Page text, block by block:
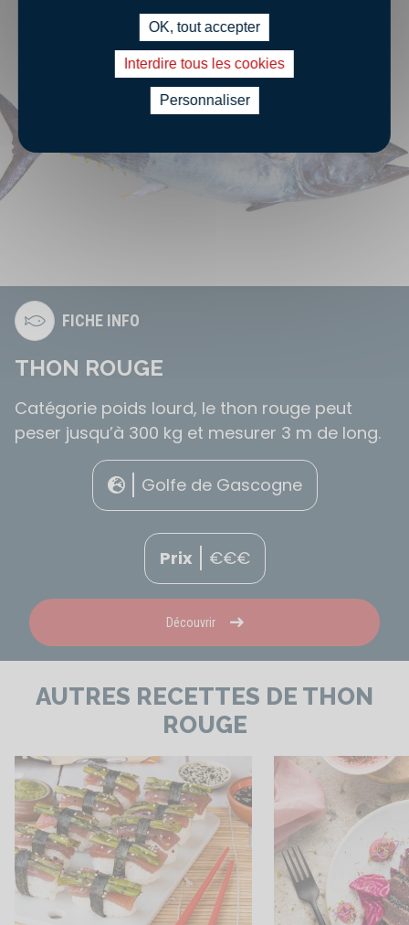
FICHE INFO
THON ROUGE
Catégorie poids lourd, le thon rouge peut
peser jusqu’à 300 kg et mesurer 3 m de long.
Golfe de Gascogne
Prix €€€
Découvrir
AUTRES RECETTES DE THON
ROUGE
OK, tout accepter
Interdire tous les cookies
Personnaliser